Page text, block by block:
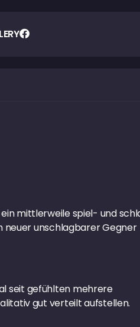
mittlerweile spiel- und
neuer unschlagbarer Gegner
seit gefühlten mehrere
gut verteilt aufstellen.